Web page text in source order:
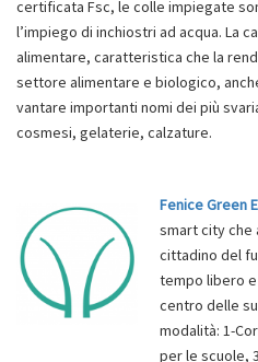
certificata Fsc, le colle impiegate
l’impiego di inchiostri ad acqua. La
alimentare, caratteristica che la
settore alimentare e biologico,
vantare importanti nomi dei più
cosmesi, gelaterie, calzature.
Fenice Green
smart city che
cittadino del
tempo libero e
centro delle
modalità: 1-
per le scuole,